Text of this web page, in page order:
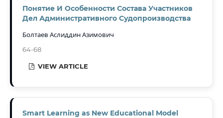
Понятие И Особенности Состава Участников
Дел Административного Судопроизводства
Болтаев Аслиддин Азимович
64-68
VIEW ARTICLE
Smart Learning as New Educational Model